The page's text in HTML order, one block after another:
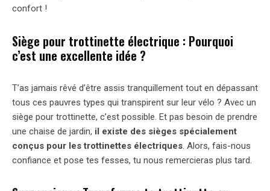
confort !
Siège pour trottinette électrique : Pourquoi
c’est une excellente idée ?
T’as jamais rêvé d’être assis tranquillement tout en dépassant
tous ces pauvres types qui transpirent sur leur vélo ? Avec un
siège pour trottinette, c’est possible. Et pas besoin de prendre
une chaise de jardin, il existe des sièges spécialement
conçus pour les trottinettes électriques . Alors, fais-nous
confiance et pose tes fesses, tu nous remercieras plus tard.